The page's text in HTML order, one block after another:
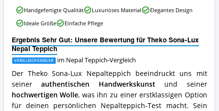
erhältlich?
Ergebnis Sehr Gut: Unsere Bewertung für Theko Sona-Lux
Nepal Teppich
VERGLEICHSSIEGER im Nepal Teppich-Vergleich
Der Theko Sona-Lux Nepalteppich beeindruckt uns mit
seinerauthentischen Handwerkskunstund seiner
hochwertigen Wolle, was ihn zu einer erstklassigen Option
für deinen persönlichen Nepalteppich-Test macht. Sein
Theko
Sona-
Lux
Teppich
Vorteile:
Was
spricht
für
diesen
Nepal
Teppich?
Handgefertigte Qualität Luxuriöses Material
Elegantes Design
Ideale Größe
Einfache Pflege